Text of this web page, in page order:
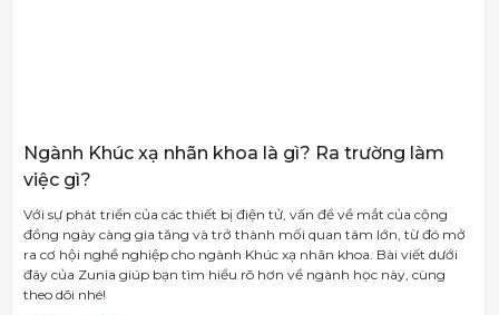
Ngành Khúc xạ nhãn khoa là gì? Ra trường làm
việc gì?
Với sự phát triển của các thiết bị điện tử, vấn đề về mắt của cộng
đồng ngày càng gia tăng và trở thành mối quan tâm lớn, từ đó mở
ra cơ hội nghề nghiệp cho ngành Khúc xạ nhãn khoa. Bài viết dưới
đây của Zunia giúp bạn tìm hiểu rõ hơn về ngành học này, cùng
theo dõi nhé!